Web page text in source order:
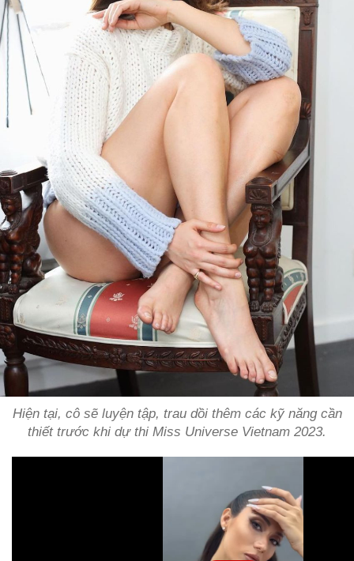
Hiện tại, cô sẽ luyện tập, trau dồi thêm các kỹ năng cần
thiết trước khi dự thi Miss Universe Vietnam 2023.